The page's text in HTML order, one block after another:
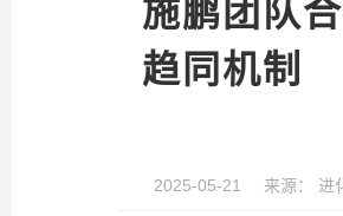
施鹏团队
趋同机制
2025-05-21 来源： 进